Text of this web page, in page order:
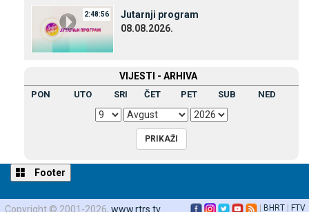
2:48:56
Јutarnji program
08.08.2026.
VIЈESTI - ARHIVA
PON UTO SRI ČET PET SUB NED
Footer
Copyright © 2001-2026, www.rtrs.tv BHRT FTV